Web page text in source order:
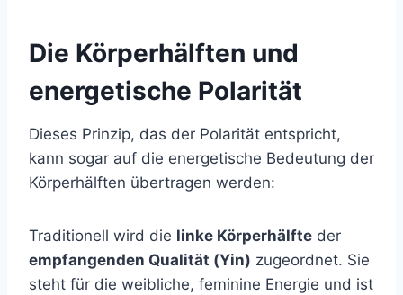
Die Körperhälften und
energetische Polarität
Dieses Prinzip, das der Polarität entspricht,
kann sogar auf die energetische Bedeutung der
Körperhälften übertragen werden:
Traditionell wird die linke Körperhälfte der
empfangenden Qualität (Yin) zugeordnet. Sie
steht für die weibliche, feminine Energie und ist